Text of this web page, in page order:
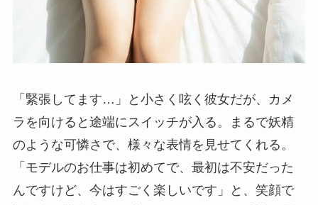
「緊張してます…」と小さく呟く彼女だが、カメ
ラを向けると途端にスイッチが入る。まるで妖精
のような可憐さで、様々な表情を見せてくれる。
「モデルのお仕事は初めてで、最初は不安だった
んですけど、今はすごく楽しいです」と、笑顔で